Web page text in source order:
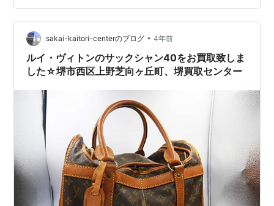
区・東区・南区・美原区）から、 高石市、和泉市、泉大
津市、そして、鳳北町・鳳西町・鳳東町・鳳南町・鳳中
町、 津久野、三国ヶ丘、初芝、羽衣・東羽衣、上野芝
町・上野芝向ヶ丘町・東上野芝町…
sakai-kaitori-centerのブログ • 4年前
ルイ・ヴィトンのサックシャン40をお買取致しま
した☆堺市西区上野芝向ヶ丘町、堺買取センター